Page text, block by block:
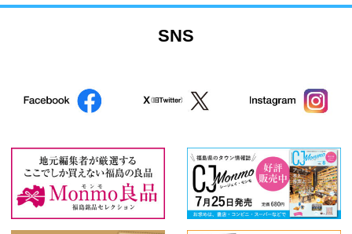
ジェラート・ソフトクリーム 肉
居酒屋 お子様ランチ 地酒
ワイン 焼酎 串焼き・焼き鳥
特産品 和食 創作料理
SNS